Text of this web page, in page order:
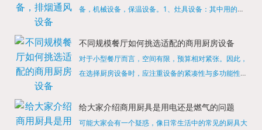
备，机械设备，保温设备。1、灶具设备：其中用的较
缺少的，经过相关检测证明的合格设备才能进行使用，
不同规模餐厅如何挑选适配的商用厨房设备
对于小型餐厅而言，空间有限，预算相对紧张。因此，
在选择厨房设备时，应注重设备的紧凑性与多功能性。
烹饪设备，既能节省空间，又能满足多样化的烹饪需
给大家介绍商用厨具是用电还是燃气的问题
可能大家会有一个疑惑，像日常生活中的常见的厨具大